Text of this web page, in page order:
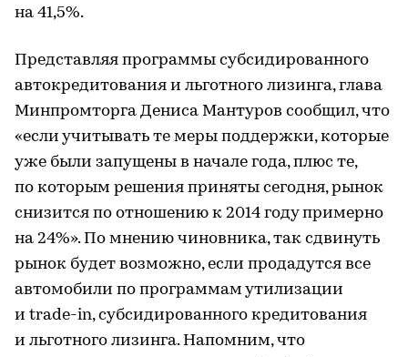
на 41,5%.
Представляя программы субсидированного
автокредитования и льготного лизинга, глава
Минпромторга Дениса Мантуров сообщил, что
«если учитывать те меры поддержки, которые
уже были запущены в начале года, плюс те,
по которым решения приняты сегодня, рынок
снизится по отношению к 2014 году примерно
на 24%». По мнению чиновника, так сдвинуть
рынок будет возможно, если продадутся все
автомобили по программам утилизации
и trade-in, субсидированного кредитования
и льготного лизинга. Напомним, что